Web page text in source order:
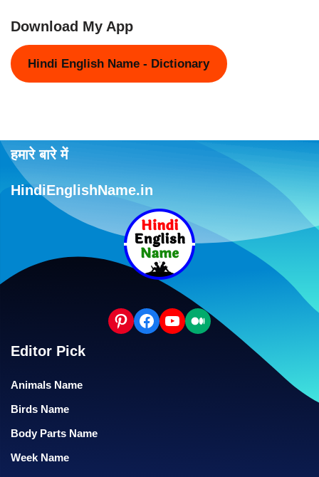
Download My App
Hindi English Name - Dictionary
हमारे बारे में
HindiEnglishName.in
Editor Pick
Animals Name
Birds Name
Body Parts Name
Week Name